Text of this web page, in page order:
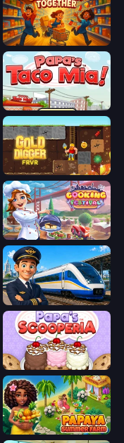
Supermarket Together
Papa's Taco Mia
Gold Digger FRVR
Cooking Festival
Idle Train Empire Tycoon
Papa's Scooperia
Papaya Summer Farm